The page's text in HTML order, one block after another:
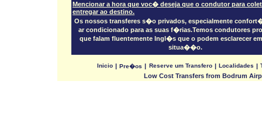
Mencionar a hora que voc� deseja que o condutor para
entregar ao destino.
Os nossos transferes s�o privados, especialmente
ar condicionado para as suas f�rias.Temos condutores
que falam fluentemente Ingl�s que o podem esclarecer
situa��o.
Inicio | Pre�os | Reserve um Transfero | Localidades |
Low Cost Transfers from Bodrum